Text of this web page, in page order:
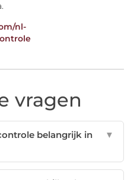
nl-
vragen
belangrijk in
▼